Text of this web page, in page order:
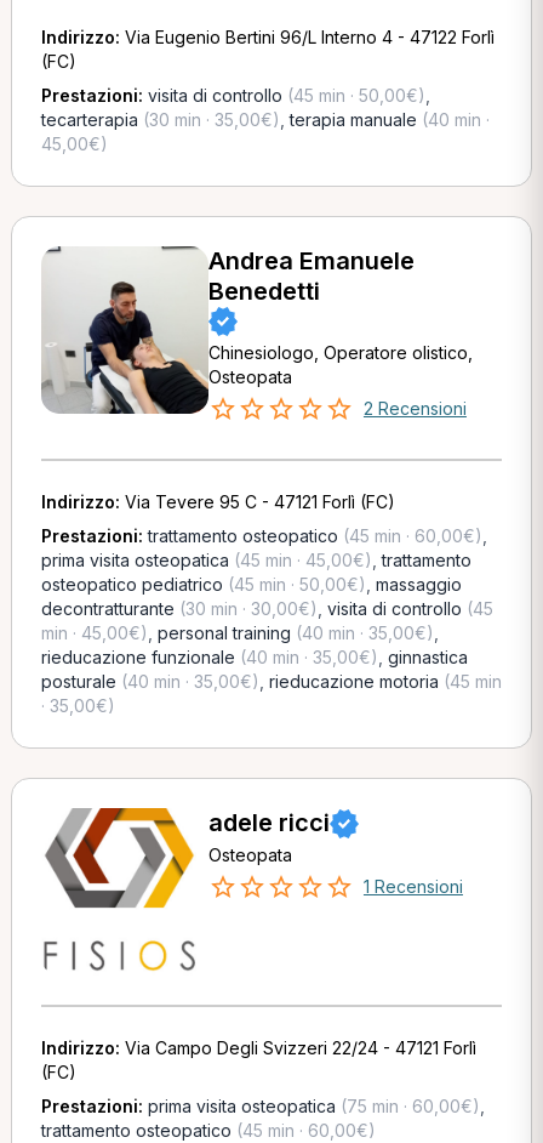
Indirizzo: Via Eugenio Bertini 96/L Interno 4 - 47122 Forlì
(FC)
Prestazioni: visita di controllo (45 min · 50,00€)
tecarterapia (30 min · 35,00€) ,terapia manuale (40 min ·
45,00€)
Andrea Emanuele
Benedetti
Chinesiologo, Operatore olistico,
Osteopata
2 Recensioni
Indirizzo: Via Tevere 95 C - 47121 Forlì (FC)
Prestazioni:trattamento osteopatico (45 min · 60,00€)
prima visita osteopatica (45 min · 45,00€) ,trattamento
osteopatico pediatrico (45 min · 50,00€) massaggio
decontratturante (30 min · 30,00€) visita di controllo (45
min · 45,00€) personal training (40 min · 35,00€)
rieducazione funzionale (40 min · 35,00€) ginnastica
posturale (40 min · 35,00€) rieducazione motoria (45 min
· 35,00€)
adele ricci
Osteopata
1 Recensioni
Indirizzo: Via Campo Degli Svizzeri 22/24 - 47121 Forlì
(FC)
Prestazioni: prima visita osteopatica (75 min · 60,00€)
trattamento osteopatico (45 min · 60,00€)